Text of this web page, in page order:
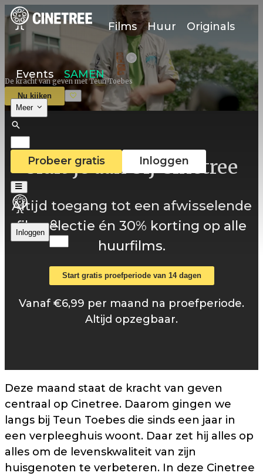
Films Huur Originals
Events SAMEN
Meer
Probeer gratis Inloggen
Inloggen
De kracht van geven met Teun Toebes
Nu kijken
Sluit je aan bij Cinetree
Altijd toegang tot een afwisselende
filmselectie én 30% korting op alle
huurfilms.
Start gratis proefperiode van 14 dagen
Vanaf €6,99 per maand na proefperiode.
Altijd opzegbaar.
Deze maand staat de kracht van geven
centraal op Cinetree. Daarom gingen we
langs bij Teun Toebes die sinds een jaar in
een verpleeghuis woont. Daar zet hij alles op
alles om de levenskwaliteit van zijn
huisgenoten te verbeteren. In deze Cinetree